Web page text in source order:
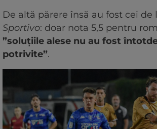
De altă părere însă au fost cei de
Sportivo: doar nota 5,5 pentru
”soluțiile alese nu au fost
potrivite”.